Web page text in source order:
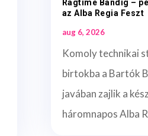
Ragtime Bandig –
az Alba Regia Feszt
aug 6, 2026
Komoly technikai
birtokba a Bartók
javában zajlik a
háromnapos Alba